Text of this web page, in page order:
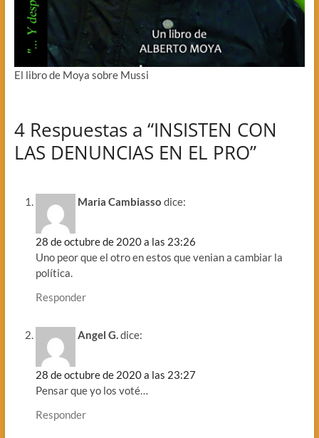
El libro de Moya sobre Mussi
4 Respuestas a “INSISTEN CON
LAS DENUNCIAS EN EL PRO”
Maria Cambiasso dice:
28 de octubre de 2020 a las 23:26
Uno peor que el otro en estos que venian a cambiar la
política.
Responder
Angel G.dice:
28 de octubre de 2020 a las 23:27
Pensar que yo los voté…
Responder